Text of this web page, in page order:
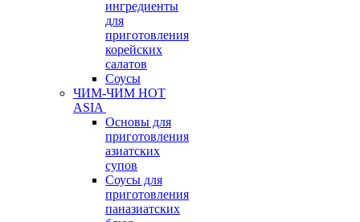
ингредиенты
для
приготовления
корейских
салатов
Соусы
ЧИМ-ЧИМ HOT
ASIA
Основы для
приготовления
азиатских
супов
Соусы для
приготовления
паназиатских